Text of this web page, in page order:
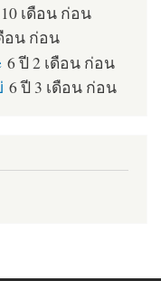
เดือน ก่อน
อน ก่อน
6 ปี 2 เดือน ก่อน
6 ปี 3 เดือน ก่อน